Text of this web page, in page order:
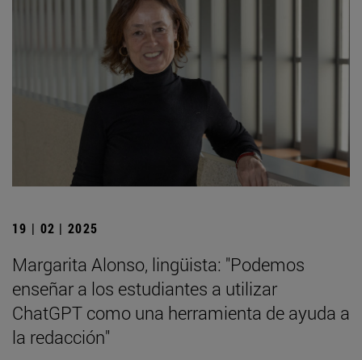
19 | 02 | 2025
Margarita Alonso, lingüista: "Podemos
enseñar a los estudiantes a utilizar
ChatGPT como una herramienta de ayuda a
la redacción"